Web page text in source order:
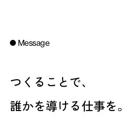
Message
つくることで、
誰かを導ける仕事を。